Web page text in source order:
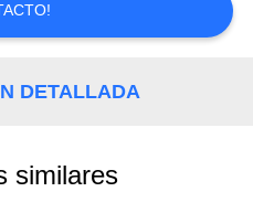
DETALLADA
similares